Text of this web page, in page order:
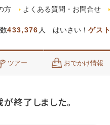
433,376 人 はいさい！ ゲスト
方 よくある質問・お問合せ
ツアー おでかけ情報
終了しました。